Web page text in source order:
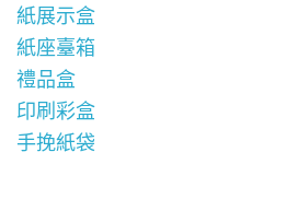
紙展示盒
紙座臺箱
禮品盒
印刷彩盒
手挽紙袋